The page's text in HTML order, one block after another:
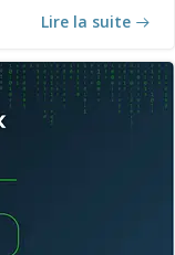
Lire la suite